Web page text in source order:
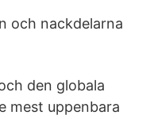
och nackdelarna
den globala
mest uppenbara